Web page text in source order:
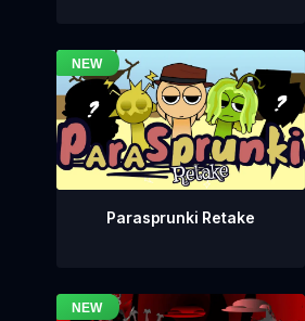
Parasprunki Retake